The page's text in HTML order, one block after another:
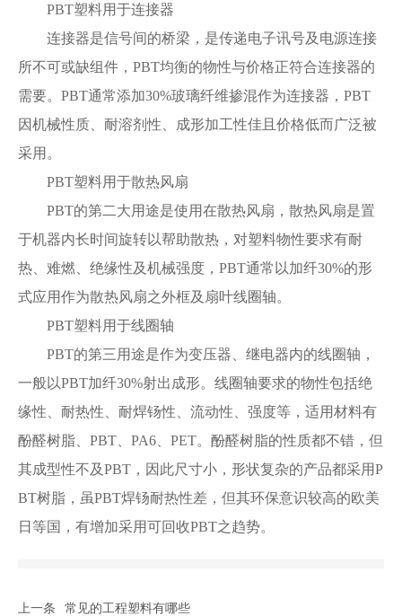
PBT塑料用于连接器
连接器是信号间的桥梁，是传递电子讯号及电源连接
所不可或缺组件，PBT均衡的物性与价格正符合连接器的
需要。PBT通常添加30%玻璃纤维掺混作为连接器，PBT
因机械性质、耐溶剂性、成形加工性佳且价格低而广泛被
采用。
PBT塑料用于散热风扇
PBT的第二大用途是使用在散热风扇，散热风扇是置
于机器内长时间旋转以帮助散热，对塑料物性要求有耐
热、难燃、绝缘性及机械强度，PBT通常以加纤30%的形
式应用作为散热风扇之外框及扇叶线圈轴。
PBT塑料用于线圈轴
PBT的第三用途是作为变压器、继电器内的线圈轴，
一般以PBT加纤30%射出成形。线圈轴要求的物性包括绝
缘性、耐热性、耐焊钖性、流动性、强度等，适用材料有
酚醛树脂、PBT、PA6、PET。酚醛树脂的性质都不错，但
其成型性不及PBT，因此尺寸小，形状复杂的产品都采用P
BT树脂，虽PBT焊钖耐热性差，但其环保意识较高的欧美
日等国，有增加采用可回收PBT之趋势。
上一条 常见的工程塑料有哪些